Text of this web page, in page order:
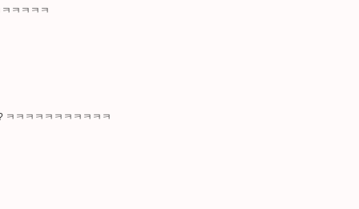
ㅋㅋㅋㅋ
ㅋㅋㅋㅋㅋㅋㅋㅋㅋㅋㅋ